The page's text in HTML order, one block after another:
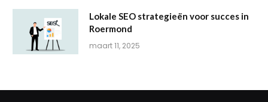
Lokale SEO strategieën voor succes in
Roermond
maart 11, 2025